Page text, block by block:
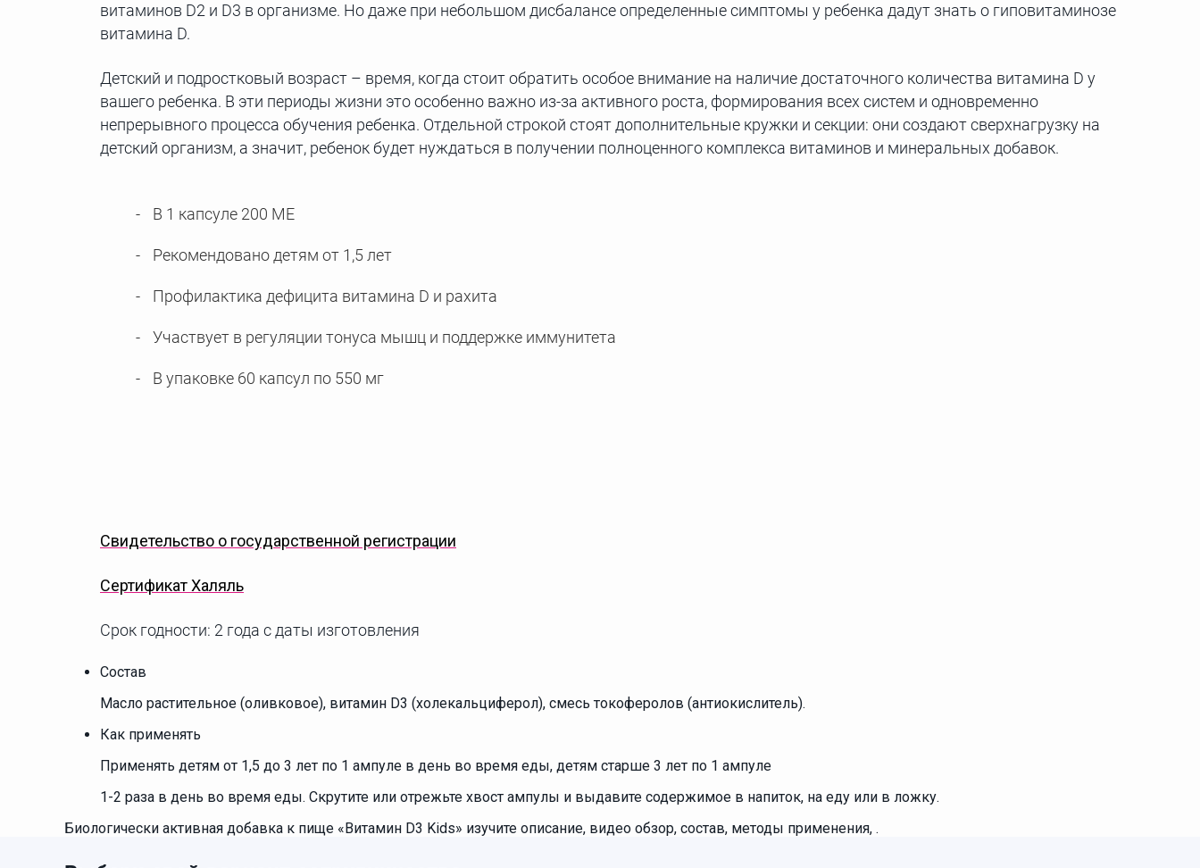
витаминов D2 и D3 в организме. Но даже при небольшом дисбалансе определенные симптомы у ребенка дадут знать о гиповитаминозе
витамина D.
Детский и подростковый возраст – время, когда стоит обратить особое внимание на наличие достаточного количества витамина D у
вашего ребенка. В эти периоды жизни это особенно важно из-за активного роста, формирования всех систем и одновременно
непрерывного процесса обучения ребенка. Отдельной строкой стоят дополнительные кружки и секции: они создают сверхнагрузку на
детский организм, а значит, ребенок будет нуждаться в получении полноценного комплекса витаминов и минеральных добавок.
В 1 капсуле 200 ME
Рекомендовано детям от 1,5 лет
Профилактика дефицита витамина D и рахита
Участвует в регуляции тонуса мышц и поддержке иммунитета
В упаковке 60 капсул по 550 мг
Свидетельство о государственной регистрации
Сертификат Халяль
Срок годности: 2 года с даты изготовления
Состав
Масло растительное (оливковое), витамин D3 (холекальциферол), смесь токоферолов (антиокислитель).
Как применять
Применять детям от 1,5 до 3 лет по 1 ампуле в день во время еды, детям старше 3 лет по 1 ампуле
1-2 раза в день во время еды. Скрутите или отрежьте хвост ампулы и выдавите содержимое в напиток, на еду или в ложку.
Биологически активная добавка к пище «Витамин D3 Kids» изучите описание, видео обзор, состав, методы применения, .